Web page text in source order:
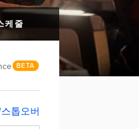
케줄
BETA
톱오버